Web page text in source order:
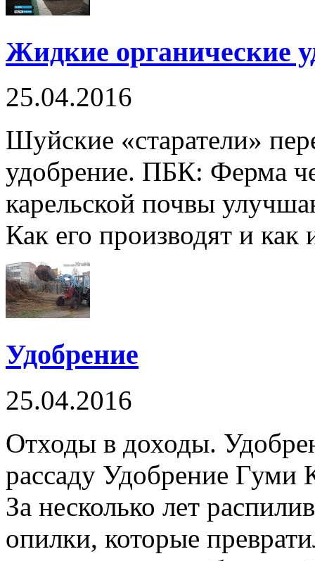
Жидкие органические
25.04.2016
Шуйские «старатели»
удобрение. ПБК: Ферма
карельской почвы
Как его производят и
Удобрение
25.04.2016
Отходы в доходы.
рассаду Удобрение Гуми
За несколько лет
опилки, которые